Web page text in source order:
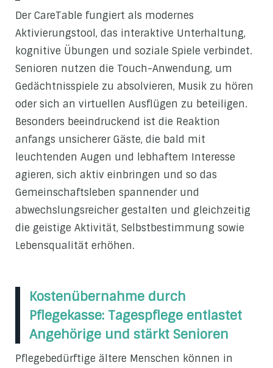
Der CareTable fungiert als modernes
Aktivierungstool, das interaktive Unterhaltung,
kognitive Übungen und soziale Spiele verbindet.
Senioren nutzen die Touch-Anwendung, um
Gedächtnisspiele zu absolvieren, Musik zu hören
oder sich an virtuellen Ausflügen zu beteiligen.
Besonders beeindruckend ist die Reaktion
anfangs unsicherer Gäste, die bald mit
leuchtenden Augen und lebhaftem Interesse
agieren, sich aktiv einbringen und so das
Gemeinschaftsleben spannender und
abwechslungsreicher gestalten und gleichzeitig
die geistige Aktivität, Selbstbestimmung sowie
Lebensqualität erhöhen.
Kostenübernahme durch
Pflegekasse: Tagespflege entlastet
Angehörige und stärkt Senioren
Pflegebedürftige ältere Menschen können in